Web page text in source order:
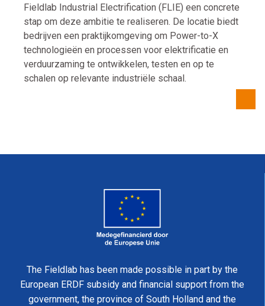
Fieldlab Industrial Electrification (FLIE) een concrete
stap om deze ambitie te realiseren. De locatie biedt
bedrijven een praktijkomgeving om Power-to-X
technologieën en processen voor elektrificatie en
verduurzaming te ontwikkelen, testen en op te
schalen op relevante industriële schaal.
The Fieldlab has been made possible in part by the
European ERDF subsidy and financial support from the
government, the province of South Holland and the